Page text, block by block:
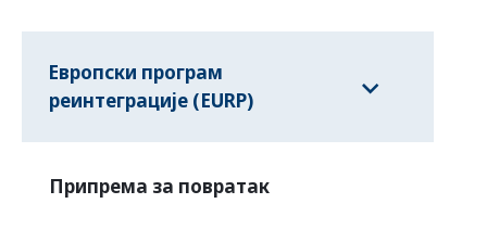
Европски програм
реинтеграције (EURP)
Припрема за повратак